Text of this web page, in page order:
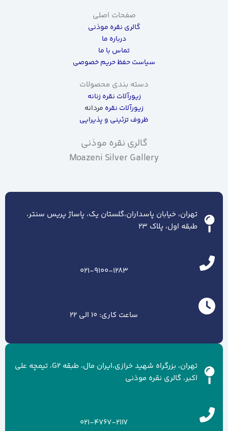
صفحات اصلی
گالری نقره موذنی
درباره ما
تماس با ما
سیاست حفظ حریم خصوصی
دسته بندی محصولات
زیورآلات نقره زنانه
زیورآلات نقره مردانه
ظروف تزئینی و پذیرایی
گالری نقره موذنی
Moazeni Silver Gallery
تهران، خیابان پاسداران،گلستان یک، پاساژ پریس سنتر،
طبقه اول، پلاک ۲۳
021-9100-1283
ساعت کاری: 10 الی 22
تهران، بزرگراه شهید خرازی،ایران مال، طبقه G2، تیمچه علی
اکبر، گالری نقره موذنی
021-4767-2117